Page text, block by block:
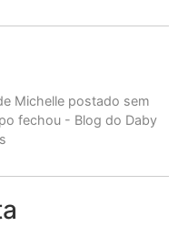
Michelle postado sem
fechou - Blog do Daby